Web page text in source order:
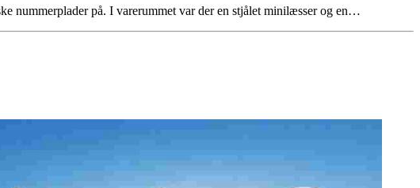
nummerplader på. I varerummet var der en stjålet minilæsser og en…